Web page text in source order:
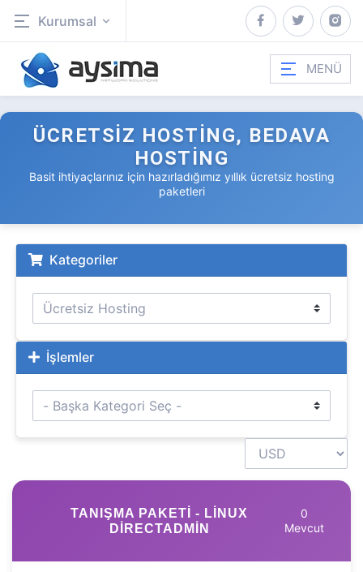
Kurumsal
MENÜ
ÜCRETSIZ HOSTING, BEDAVA
HOSTING
Basit ihtiyaçlarınız için hazırladığımız yıllık ücretsiz hosting
paketleri
Kategoriler
İşlemler
TANIŞMA PAKETI - LINUX
DIRECTADMIN
0
Mevcut